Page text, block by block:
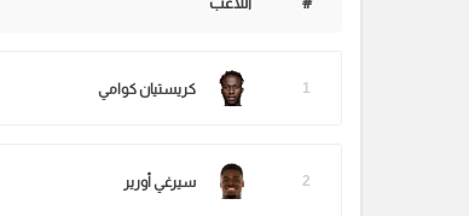
1 كريستيان كوامي
2 سيرغي أورير